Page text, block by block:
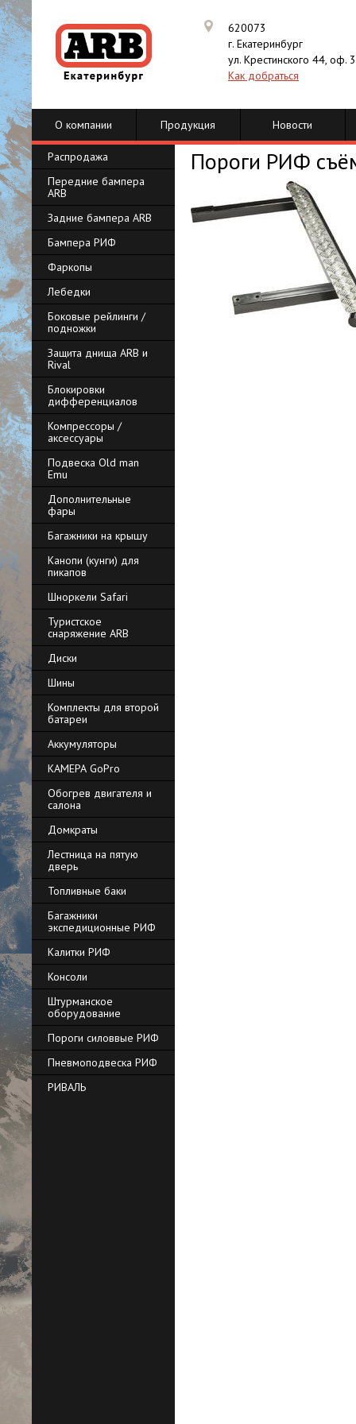
620073
г. Екатеринбург
ул. Крестинского 44, оф.
Как добраться
О компании Продукция Новости
Распродажа
Передние бампера
ARB
Задние бампера ARB
Бампера РИФ
Фаркопы
Лебедки
Боковые рейлинги /
подножки
Защита днища ARB и
Rival
Блокировки
дифференциалов
Компрессоры /
аксессуары
Подвеска Old man
Emu
Дополнительные
фары
Багажники на крышу
Канопи (кунги) для
пикапов
Шноркели Safari
Туристское
снаряжение ARB
Диски
Шины
Комплекты для второй
батареи
Аккумуляторы
КАМЕРА GoPro
Обогрев двигателя и
салона
Домкраты
Лестница на пятую
дверь
Топливные баки
Багажники
экспедиционные РИФ
Калитки РИФ
Консоли
Штурманское
оборудование
Пороги силоввые РИФ
Пневмоподвеска РИФ
РИВАЛЬ
Пороги РИФ